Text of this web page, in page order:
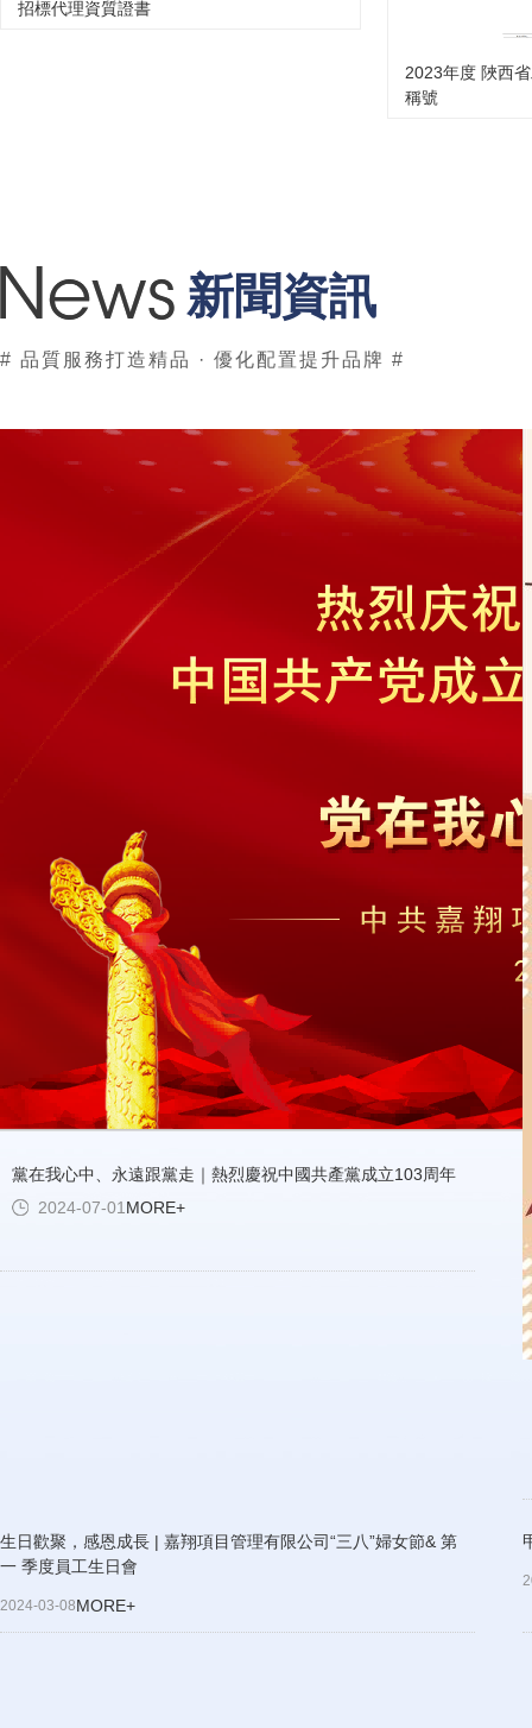
招標代理資質證書
2023年度 陜西
稱號
新聞資訊
# 品質服務打造精品 · 優化配置提升品牌 #
黨在我心中、永遠跟黨走｜熱烈慶祝中國共產黨成立103周年
2024-07-01 MORE+
生日歡聚，感恩成長 | 嘉翔項目管理有限公司“三八”婦女節& 第
一 季度員工生日會
2024-03-08MORE+